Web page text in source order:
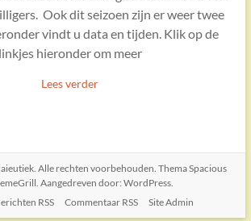
Ook dit seizoen zijn er weer twee
vindt u data en tijden. Klik op de
linkjes hieronder om meer
Lees verder
. Alle rechten voorbehouden. ThemaSpacious
Aangedreven door:WordPress.
RSS Commentaar RSS Site Admin